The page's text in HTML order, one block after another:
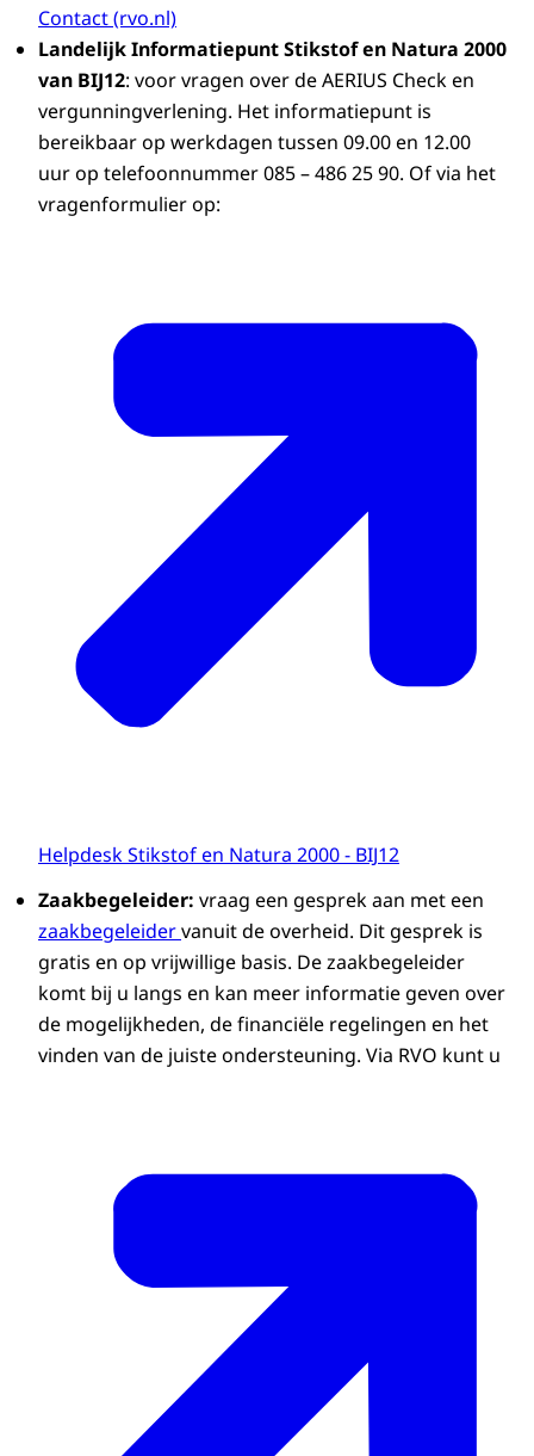
Contact (rvo.nl)
Landelijk Informatiepunt Stikstof en Natura 2000
van BIJ12: voor vragen over de AERIUS Check en
vergunningverlening. Het informatiepunt is
bereikbaar op werkdagen tussen 09.00 en 12.00
uur op telefoonnummer 085 – 486 25 90. Of via het
vragenformulier op:
Helpdesk Stikstof en Natura 2000 - BIJ12
Zaakbegeleider: vraag een gesprek aan met een
zaakbegeleidervanuit de overheid. Dit gesprek is
gratis en op vrijwillige basis. De zaakbegeleider
komt bij u langs en kan meer informatie geven over
de mogelijkheden, de financiële regelingen en het
vinden van de juiste ondersteuning. Via RVO kunt u